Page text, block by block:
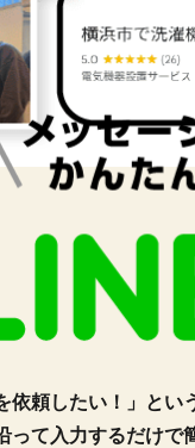
依頼したい！」とい
て入力するだけで